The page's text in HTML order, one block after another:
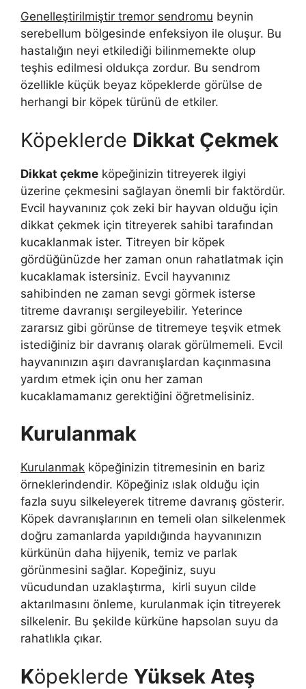
Genelleştirilmiştir tremor sendromu beynin
serebellum bölgesinde enfeksiyon ile oluşur. Bu
hastalığın neyi etkilediği bilinmemekte olup
teşhis edilmesi oldukça zordur. Bu sendrom
özellikle küçük beyaz köpeklerde görülse de
herhangi bir köpek türünü de etkiler.
Köpeklerde Dikkat Çekmek
Dikkat çekme köpeğinizin titreyerek ilgiyi
üzerine çekmesini sağlayan önemli bir faktördür.
Evcil hayvanınız çok zeki bir hayvan olduğu için
dikkat çekmek için titreyerek sahibi tarafından
kucaklanmak ister. Titreyen bir köpek
gördüğünüzde her zaman onun rahatlatmak için
kucaklamak istersiniz. Evcil hayvanınız
sahibinden ne zaman sevgi görmek isterse
titreme davranışı sergileyebilir. Yeterince
zararsız gibi görünse de titremeye teşvik etmek
istediğiniz bir davranış olarak görülmemeli. Evcil
hayvanınızın aşırı davranışlardan kaçınmasına
yardım etmek için onu her zaman
kucaklamamanız gerektiğini öğretmelisiniz.
Kurulanmak
Kurulanmak köpeğinizin titremesinin en bariz
örneklerindendir. Köpeğiniz ıslak olduğu için
fazla suyu silkeleyerek titreme davranış gösterir.
Köpek davranışlarının en temeli olan silkelenmek
doğru zamanlarda yapıldığında hayvanınızın
kürkünün daha hijyenik, temiz ve parlak
görünmesini sağlar. Kopeğiniz, suyu
vücudundan uzaklaştırma, kirli suyun cilde
aktarılmasını önleme, kurulanmak için titreyerek
silkelenir. Bu şekilde kürküne hapsolan suyu da
rahatlıkla çıkar.
Köpeklerde Yüksek Ateş